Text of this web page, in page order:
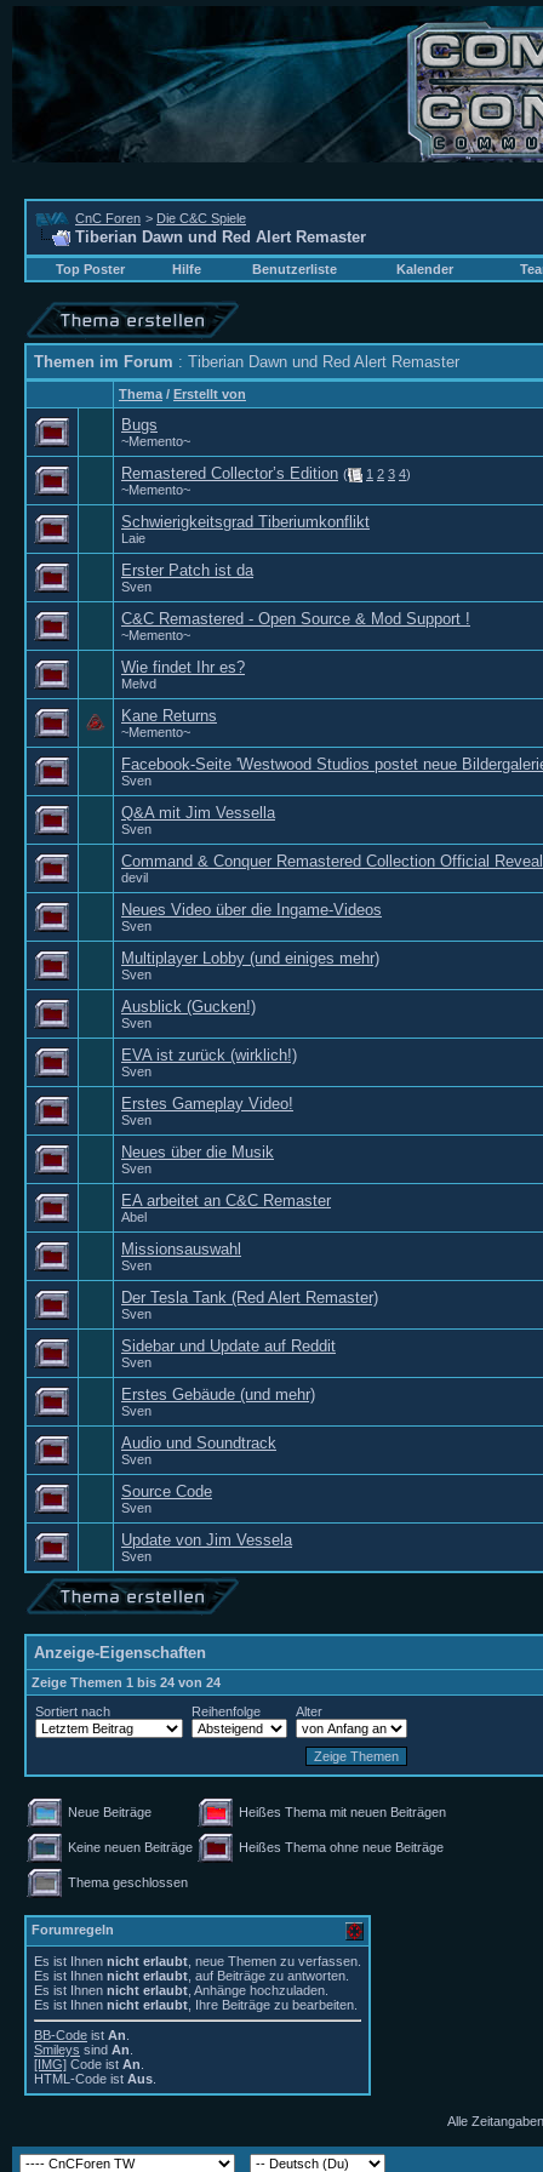
CnC Foren > Die C&C Spiele
Tiberian Dawn und Red Alert Remaster
Top Poster Hilfe Benutzerliste Kalender
Themen im Forum : Tiberian Dawn und Red Alert Remaster
Thema / Erstellt von
Bugs
~Memento~
Remastered Collector’s Edition ( 1 2 3 4)
~Memento~
Schwierigkeitsgrad Tiberiumkonflikt
Laie
Erster Patch ist da
Sven
C&C Remastered - Open Source & Mod Support !
~Memento~
Wie findet Ihr es?
Melvd
Kane Returns
~Memento~
Facebook-Seite 'Westwood Studios postet neue
Sven
Q&A mit Jim Vessella
Sven
Command & Conquer Remastered Collection Official
devil
Neues Video über die Ingame-Videos
Sven
Multiplayer Lobby (und einiges mehr)
Sven
Ausblick (Gucken!)
Sven
EVA ist zurück (wirklich!)
Sven
Erstes Gameplay Video!
Sven
Neues über die Musik
Sven
EA arbeitet an C&C Remaster
Abel
Missionsauswahl
Sven
Der Tesla Tank (Red Alert Remaster)
Sven
Sidebar und Update auf Reddit
Sven
Erstes Gebäude (und mehr)
Sven
Audio und Soundtrack
Sven
Source Code
Sven
Update von Jim Vessela
Sven
Anzeige-Eigenschaften
Zeige Themen 1 bis 24 von 24
Sortiert nach
Reihenfolge Alter
Neue Beiträge Heißes Thema mit neuen Beiträgen
Keine neuen Beiträge Heißes Thema ohne neue Beiträge
Thema geschlossen
Forumregeln
Es ist Ihnen nicht erlaubt , neue Themen zu verfassen.
Es ist Ihnen nicht erlaubt , auf Beiträge zu antworten.
Es ist Ihnen nicht erlaubt , Anhänge hochzuladen.
Es ist Ihnen nicht erlaubt , Ihre Beiträge zu bearbeiten.
BB-Code ist An
Smileys sind An
[IMG] Code ist An
HTML-Code ist Aus
Alle